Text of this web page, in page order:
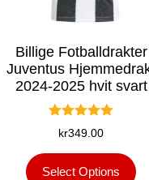
Billige Fotballdrakter
Juventus
2024-2025 hvit svart
Vurdert
5.00
av 5
kr349.00
Select Options